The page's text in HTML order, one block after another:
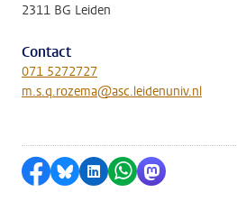
2311 BG Leiden
Contact
071 5272727
m.s.q.rozema@asc.leidenuniv.nl
Delen op Facebook
Delen via Bluesky
Delen op LinkedIn
Delen via
Delen via